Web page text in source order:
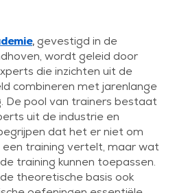
,gevestigd in de
wordt geleid door
die inzichten uit de
combineren met jarenlange
De pool van trainers bestaat
uit de industrie en
dat het er niet om
training vertelt, maar wat
training kunnen toepassen.
theoretische basis ook